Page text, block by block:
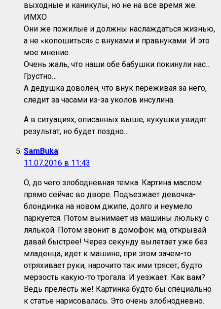
выходные и каникулы, но не на все время же.
ИМХО
Они же пожилые и должны наслаждаться жизнью,
а не «копошиться» с внуками и правнуками. И это
мое мнение.
Очень жаль, что наши обе бабушки покинули нас…
Грустно…
А дедушка доволен, что внук переживая за него,
следит за часами из-за уколов инсулина.
А в ситуациях, описанных выше, кукушки увидят
результат, но будет поздно…
SamBuka:
11.07.2016 в 11:43
О, до чего злободневная темка. Картина маслом
прямо сейчас во дворе. Подъезжает девочка-
блондинка на новом джипе, долго и неумело
паркуется. Потом вынимает из машины люльку с
лялькой. Потом звонит в домофон: ма, открывай
давай быстрее! Через секунду вылетает уже без
младенца, идет к машине, при этом зачем-то
отряхивает руки, нарочито так ими трясет, будто
мерзость какую-то трогала. И уезжает. Как вам?
Ведь прелесть же! Картинка будто бы специально
к статье нарисовалась. Это очень злобнодневно.